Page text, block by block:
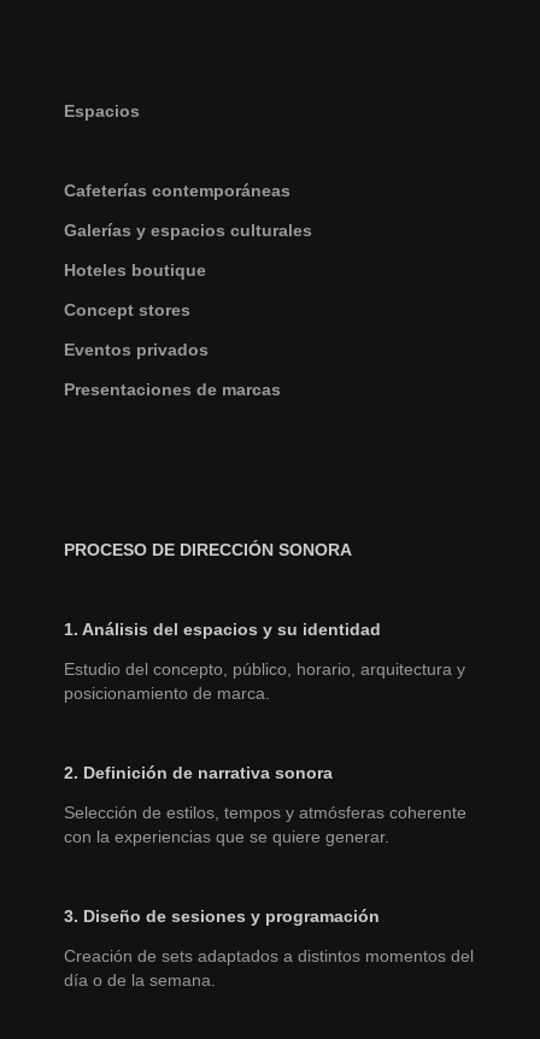
Espacios
Cafeterías contemporáneas
Galerías y espacios culturales
Hoteles boutique
Concept stores
Eventos privados
Presentaciones de marcas
PROCESO DE DIRECCIÓN SONORA
1. Análisis del espacios y su identidad
Estudio del concepto, público, horario, arquitectura y
posicionamiento de marca.
2. Definición de narrativa sonora
Selección de estilos, tempos y atmósferas coherente
con la experiencias que se quiere generar.
3. Diseño de sesiones y programación
Creación de sets adaptados a distintos momentos del
día o de la semana.